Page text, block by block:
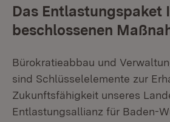
Das Entlastungspaket
beschlossenen
Bürokratieabbau und
sind Schlüsselelemente zur
Zukunftsfähigkeit unseres
Entlastungsallianz für Baden-